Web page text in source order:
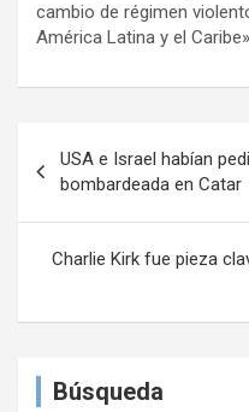
cambio de régimen
América Latina y el
v
a
USA e Israel habían
bombardeada en Catar
Charlie Kirk fue pieza
Búsqueda